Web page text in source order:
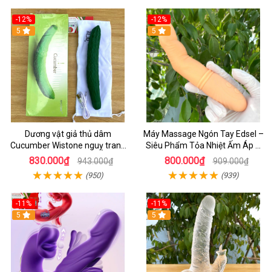
-12%
5
Dương vật giả thủ dâm
Cucumber Wistone nguỵ trang
hình quả dưa Leo
830.000₫ 943.000₫
(950)
-12%
5
Máy Massage Ngón Tay Edsel –
Siêu Phẩm Tỏa Nhiệt Ấm Áp &
Rung Móc Thăng Hoa
800.000₫ 909.000₫
(939)
-11%
5
-11%
5